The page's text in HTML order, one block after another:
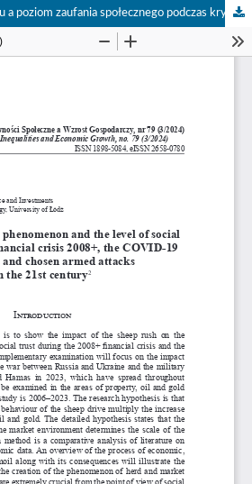
Zjawisko owczego pędu a poziom zaufania społecznego podczas kryzysu finansowego, pandemii COVID-19 i wybranych działań militarnych w XXI wieku